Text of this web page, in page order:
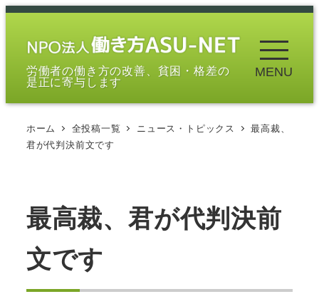
メ
労働者の働き方の改善、貧困・格差の
是正に寄与します
MENU
ホーム 全投稿一覧 ニュース・トピックス
最高裁、
君が代判決前文です
最高裁、君が代判決前
文です